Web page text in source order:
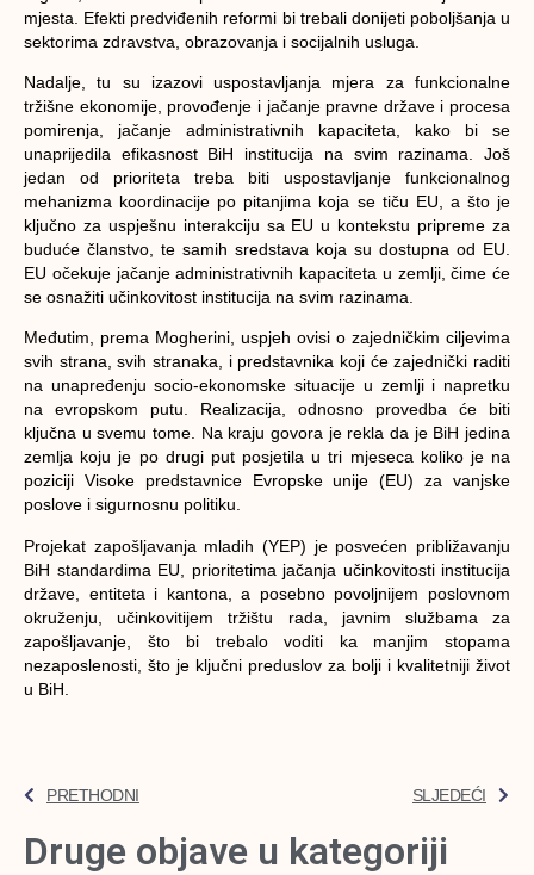
mjesta. Efekti predviđenih reformi bi trebali donijeti poboljšanja u
sektorima zdravstva, obrazovanja i socijalnih usluga.
Nadalje, tu su izazovi uspostavljanja mjera za funkcionalne
tržišne ekonomije, provođenje i jačanje pravne države i procesa
pomirenja, jačanje administrativnih kapaciteta, kako bi se
unaprijedila efikasnost BiH institucija na svim razinama. Još
jedan od prioriteta treba biti uspostavljanje funkcionalnog
mehanizma koordinacije po pitanjima koja se tiču EU, a što je
ključno za uspješnu interakciju sa EU u kontekstu pripreme za
buduće članstvo, te samih sredstava koja su dostupna od EU.
EU očekuje jačanje administrativnih kapaciteta u zemlji, čime će
se osnažiti učinkovitost institucija na svim razinama.
Međutim, prema Mogherini, uspjeh ovisi o zajedničkim ciljevima
svih strana, svih stranaka, i predstavnika koji će zajednički raditi
na unapređenju socio-ekonomske situacije u zemlji i napretku
na evropskom putu. Realizacija, odnosno provedba će biti
ključna u svemu tome. Na kraju govora je rekla da je BiH jedina
zemlja koju je po drugi put posjetila u tri mjeseca koliko je na
poziciji Visoke predstavnice Evropske unije (EU) za vanjske
poslove i sigurnosnu politiku.
Projekat zapošljavanja mladih (YEP) je posvećen približavanju
BiH standardima EU, prioritetima jačanja učinkovitosti institucija
države, entiteta i kantona, a posebno povoljnijem poslovnom
okruženju, učinkovitijem tržištu rada, javnim službama za
zapošljavanje, što bi trebalo voditi ka manjim stopama
nezaposlenosti, što je ključni preduslov za bolji i kvalitetniji život
u BiH.
PRETHODNI SLJEDEĆI
Druge objave u kategoriji